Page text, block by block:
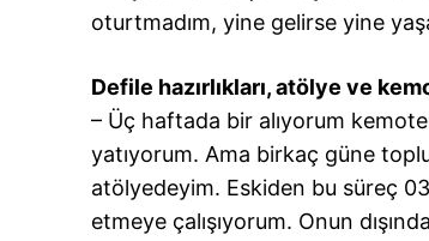
oturtmadım, yine gelirse yine
Defile hazırlıkları, atölye ve
– Üç haftada bir alıyorum
yatıyorum. Ama birkaç güne
atölyedeyim. Eskiden bu süreç
etmeye çalışıyorum. Onun